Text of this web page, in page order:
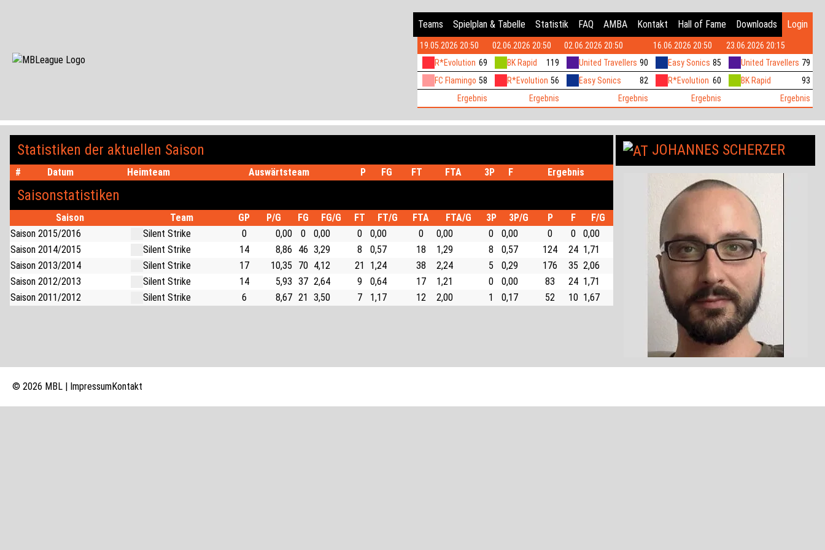
Teams
Spielplan & Tabelle Statistik FAQ AMBA Kontakt Hall of Fame Downloads Login
19.05.2026 20:50
R*Evolution 69
FC Flamingo 58
Ergebnis
02.06.2026 20:50
BK Rapid
119
R*Evolution 56
Ergebnis
02.06.2026 20:50
United Travellers 90
Easy Sonics
82
Ergebnis
16.06.2026 20:50
Easy Sonics 85
R*Evolution 60
Ergebnis
23.06.2026 20:15
United Travellers 79
BK Rapid
93
Ergebnis
JOHANNES SCHERZER
Statistiken der aktuellen Saison
# Datum Heimteam Auswärtsteam P FG FT FTA 3P F Ergebnis
Saisonstatistiken
Saison Team GP P/G FG FG/G FT FT/G FTA FTA/G 3P 3P/G P F
F/G
Saison 2015/2016
Silent Strike 0 0,00 0 0,00 0 0,00 0 0,00 0 0,00 0 0
0,00
Saison 2014/2015
Silent Strike 14 8,86 46 3,29 8 0,57 18 1,29 8 0,57 124 24 1,71
Saison 2013/2014
Silent Strike 17 10,35 70 4,12 21 1,24 38 2,24 5 0,29 176 35 2,06
Saison 2012/2013
Silent Strike 14 5,93 37 2,64 9 0,64 17 1,21 0 0,00 83 24 1,71
Saison 2011/2012
Silent Strike 6 8,67 21 3,50 7 1,17 12 2,00 1 0,17 52 10 1,67
© 2026 MBL | ImpressumKontakt